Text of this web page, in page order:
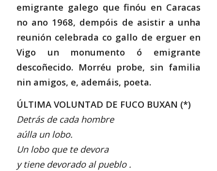
emigrante galego que finóu en Caracas
no ano 1968, dempóis de asistir a unha
reunión celebrada co gallo de erguer en
Vigo un monumento ó emigrante
descoñecido. Morréu probe, sin familia
nin amigos, e, ademáis, poeta.
ÚLTIMA VOLUNTAD DE FUCO BUXAN (*)
Detrás de cada hombre
aúlla un lobo.
Un lobo que te devora
y tiene devorado al pueblo .